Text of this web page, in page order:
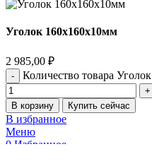
Уголок 160х160х10мм
2 985,00 ₽
Количество товара
В корзину Купить сейчас
В избранное
Меню
0 Избранное